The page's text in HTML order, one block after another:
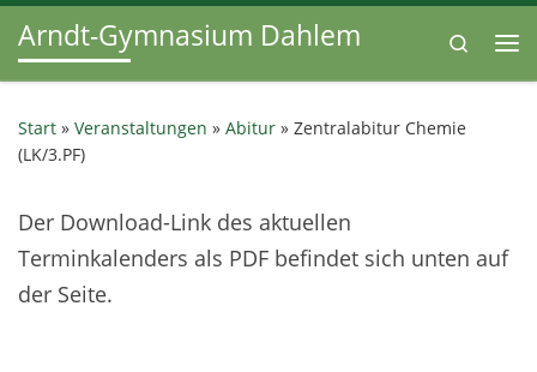
Zum Inhalt springen
Arndt-Gymnasium Dahlem
Search
Start » Veranstaltungen » Abitur » Zentralabitur Chemie
(LK/3.PF)
Der Download-Link des aktuellen
Terminkalenders als PDF befindet sich unten auf
der Seite.